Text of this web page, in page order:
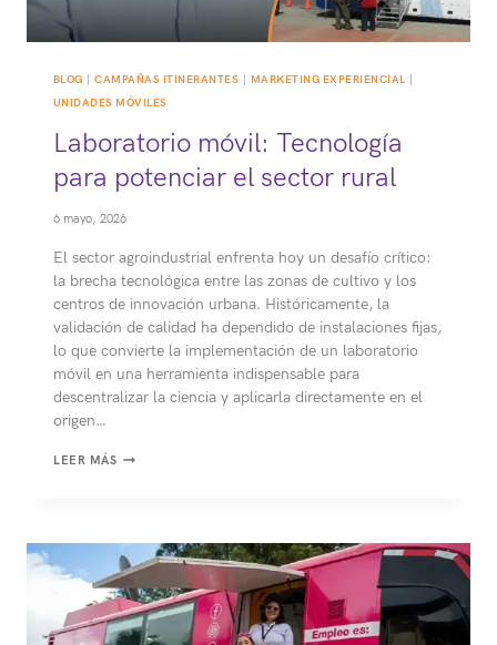
BLOG |CAMPAÑAS ITINERANTES MARKETING EXPERIENCIAL
UNIDADES MÓVILES
Laboratorio móvil: Tecnología
para potenciar el sector rural
6 mayo, 2026
El sector agroindustrial enfrenta hoy un desafío crítico:
la brecha tecnológica entre las zonas de cultivo y los
centros de innovación urbana. Históricamente, la
validación de calidad ha dependido de instalaciones fijas,
lo que convierte la implementación de un laboratorio
móvil en una herramienta indispensable para
descentralizar la ciencia y aplicarla directamente en el
origen…
LEER MÁSLABORATORIO
POTENCIAR
EL
SECTOR
RURAL